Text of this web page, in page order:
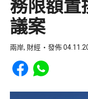
務限額置
議案
兩岸, 財經 發佈
Share to Facebook
Share to